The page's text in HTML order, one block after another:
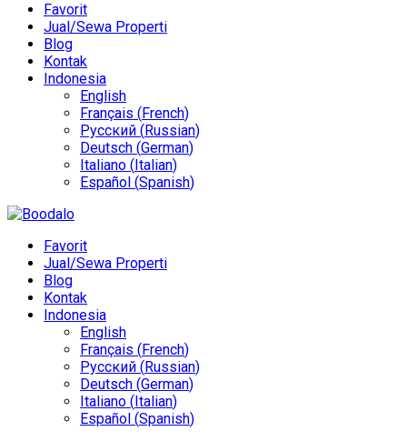
Favorit
Jual/Sewa Properti
Blog
Kontak
Indonesia
English
Français (French)
Русский (Russian)
Deutsch (German)
Italiano (Italian)
Español (Spanish)
Favorit
Jual/Sewa Properti
Blog
Kontak
Indonesia
English
Français (French)
Русский (Russian)
Deutsch (German)
Italiano (Italian)
Español (Spanish)